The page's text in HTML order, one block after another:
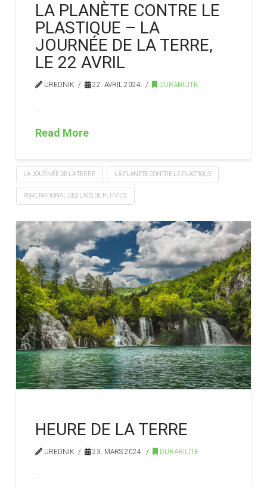
LA PLANÈTE CONTRE LE
PLASTIQUE – LA
JOURNÉE DE LA TERRE,
LE 22 AVRIL
UREDNIK 22. AVRIL 2024. DURABILITE
Read More
LA JOURNÉE DE LA TERRE LA PLANÈTE CONTRE LE PLASTIQUE
PARC NATIONAL DES LACS DE PLITVICE
HEURE DE LA TERRE
UREDNIK 23. MARS 2024. DURABILITE